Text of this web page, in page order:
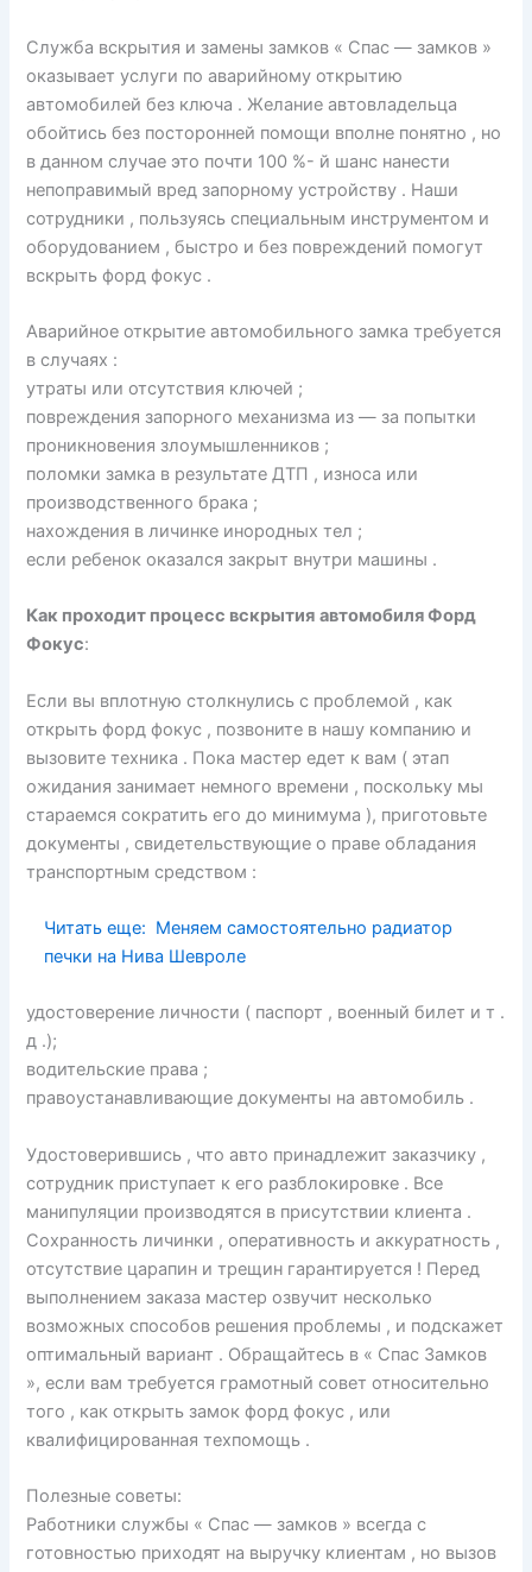
Служба вскрытия и замены замков « Спас — замков »
оказывает услуги по аварийному открытию
автомобилей без ключа . Желание автовладельца
обойтись без посторонней помощи вполне понятно , но
в данном случае это почти 100 %- й шанс нанести
непоправимый вред запорному устройству . Наши
сотрудники , пользуясь специальным инструментом и
оборудованием , быстро и без повреждений помогут
вскрыть форд фокус .
Аварийное открытие автомобильного замка требуется
в случаях :
утраты или отсутствия ключей ;
повреждения запорного механизма из — за попытки
проникновения злоумышленников ;
поломки замка в результате ДТП , износа или
производственного брака ;
нахождения в личинке инородных тел ;
если ребенок оказался закрыт внутри машины .
Как проходит процесс вскрытия автомобиля Форд
Фокус:
Если вы вплотную столкнулись с проблемой , как
открыть форд фокус , позвоните в нашу компанию и
вызовите техника . Пока мастер едет к вам ( этап
ожидания занимает немного времени , поскольку мы
стараемся сократить его до минимума ), приготовьте
документы , свидетельствующие о праве обладания
транспортным средством :
Читать еще: Меняем самостоятельно радиатор
печки на Нива Шевроле
удостоверение личности ( паспорт , военный билет и т .
д .);
водительские права ;
правоустанавливающие документы на автомобиль .
Удостоверившись , что авто принадлежит заказчику ,
сотрудник приступает к его разблокировке . Все
манипуляции производятся в присутствии клиента .
Сохранность личинки , оперативность и аккуратность ,
отсутствие царапин и трещин гарантируется ! Перед
выполнением заказа мастер озвучит несколько
возможных способов решения проблемы , и подскажет
оптимальный вариант . Обращайтесь в « Спас Замков
», если вам требуется грамотный совет относительно
того , как открыть замок форд фокус , или
квалифицированная техпомощь .
Полезные советы:
Работники службы « Спас — замков » всегда с
готовностью приходят на выручку клиентам , но вызов